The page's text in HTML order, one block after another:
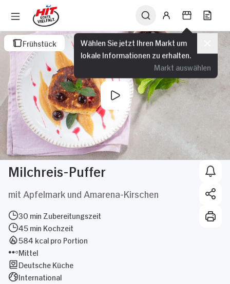
Wählen Sie jetzt Ihren Markt um
lokale Informationen zu erhalten.
Markt auswählen
Frühstück
Milchreis-Puffer
mit Apfelmark und Amarena-Kirschen
30 min Zubereitungszeit
45 min Kochzeit
584 kcal pro Portion
Mittel
Deutsche Küche
International